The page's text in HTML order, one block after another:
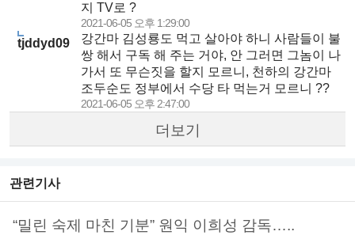
지 TV로 ?
2021-06-05 오후 1:29:00
tjddyd09
강간마 김성룡도 먹고 살아야 하니 사람들이 불
쌍 해서 구독 해 주는 거야, 안 그러면 그놈이 나
가서 또 무슨짓을 할지 모르니, 천하의 강간마
조두순도 정부에서 수당 타 먹는거 모르니 ??
2021-06-05 오후 2:47:00
더보기
관련기사
“밀린 숙제 마친 기분” 원익 이희성 감독…..